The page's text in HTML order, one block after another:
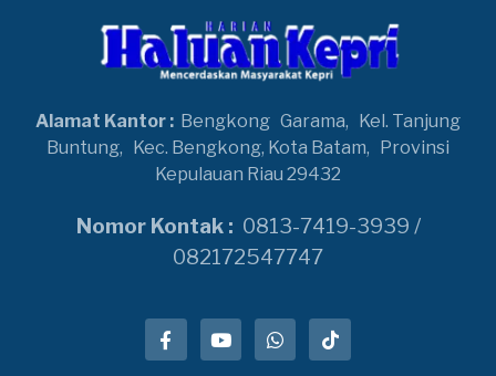
Alamat Kantor : Bengkong Garama,
Kel. Tanjung
Buntung,
Kec. Bengkong, Kota Batam,
Provinsi
Kepulauan Riau 29432
Nomor Kontak : 0813-7419-3939 /
082172547747